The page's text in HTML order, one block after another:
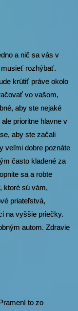
a nič sa vás v
rozhýbať.
krútiť práve okolo
vo vašom,
aby ste nejaké
prioritne hlavne v
aby ste začali
veľmi dobre poznáte
často kladené za
sa a robte
ktoré sú vám,
priateľstvá,
na vyššie priečky.
autom. Zdravie
to zo